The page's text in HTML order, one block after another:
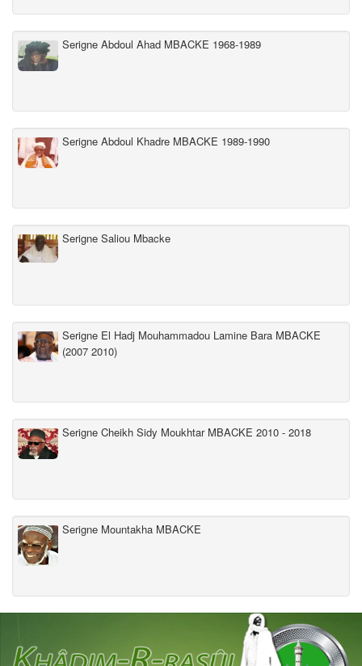
Serigne Abdoul Ahad MBACKE 1968-1989
Serigne Abdoul Khadre MBACKE 1989-1990
Serigne Saliou Mbacke
Serigne El Hadj Mouhammadou Lamine Bara MBACKE
(2007 2010)
Serigne Cheikh Sidy Moukhtar MBACKE 2010 - 2018
Serigne Mountakha MBACKE